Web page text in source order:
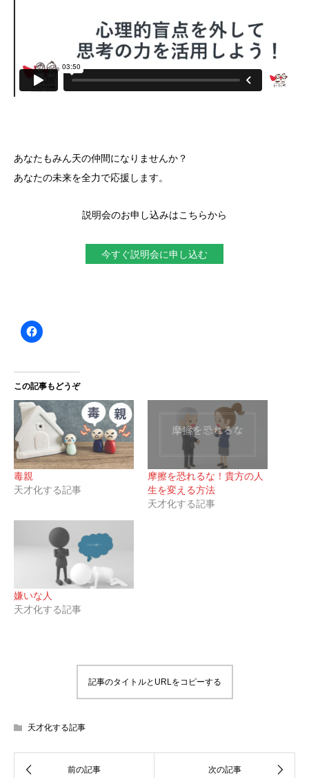
あなたもみん天の仲間になりませんか？
あなたの未来を全力で応援します。
説明会のお申し込みはこちらから
今すぐ説明会に申し込む
この記事もどうぞ
毒親
天才化する記事
摩擦を恐れるな！貴方の人
生を変える方法
天才化する記事
嫌いな人
天才化する記事
記事のタイトルとURLをコピーする
天才化する記事